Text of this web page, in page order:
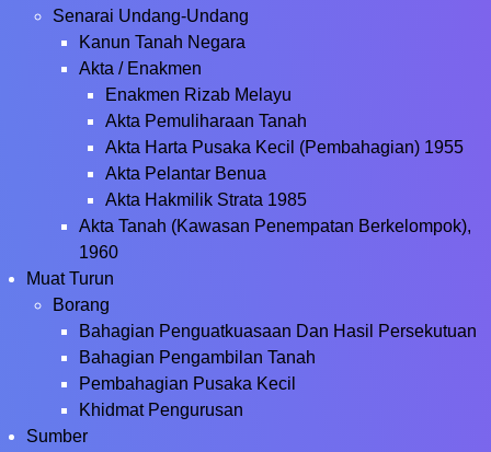
Senarai Undang-Undang
Kanun Tanah Negara
Akta / Enakmen
Enakmen Rizab Melayu
Akta Pemuliharaan Tanah
Akta Harta Pusaka Kecil (Pembahagian) 1955
Akta Pelantar Benua
Akta Hakmilik Strata 1985
Akta Tanah (Kawasan Penempatan Berkelompok),
1960
Muat Turun
Borang
Bahagian Penguatkuasaan Dan Hasil Persekutuan
Bahagian Pengambilan Tanah
Pembahagian Pusaka Kecil
Khidmat Pengurusan
Sumber